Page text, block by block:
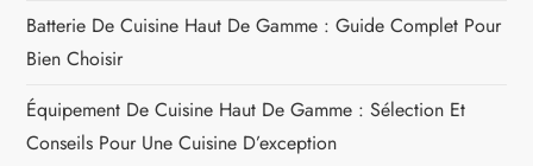
Batterie De Cuisine Haut De Gamme : Guide Complet Pour
Bien Choisir
Équipement De Cuisine Haut De Gamme : Sélection Et
Conseils Pour Une Cuisine D’exception